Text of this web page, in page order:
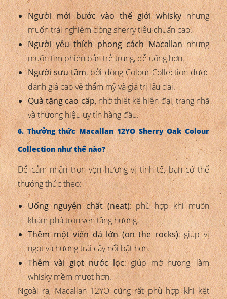
Người mới bước vào thế giới whiskynhưng
muốn trải nghiệm dòng sherry tiêu chuẩn cao.
Người yêu thích phong cách Macallannhưng
muốn tìm phiên bản trẻ trung, dễ uống hơn.
Người sưu tầm, bởi dòng Colour Collection được
đánh giá cao về thẩm mỹ và giá trị lâu dài.
Quà tặng cao cấp, nhờ thiết kế hiện đại, trang nhã
và thương hiệu uy tín hàng đầu.
6. Thưởng thức Macallan 12YO Sherry Oak Colour
Collection như thế nào?
Để cảm nhận trọn vẹn hương vị tinh tế, bạn có thể
thưởng thức theo:
Uống nguyên chất (neat): phù hợp khi muốn
khám phá trọn vẹn tầng hương.
Thêm một viên đá lớn (on the rocks): giúp vị
ngọt và hương trái cây nổi bật hơn.
Thêm vài giọt nước lọc: giúp mở hương, làm
whisky mềm mượt hơn.
Ngoài ra, Macallan 12YO cũng rất phù hợp khi kết